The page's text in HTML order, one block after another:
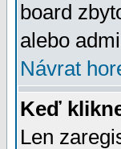
board
alebo
Návrat
Keď
Len